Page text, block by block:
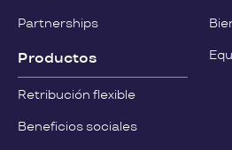
Partnerships
Productos
Retribución flexible
Beneficios sociales